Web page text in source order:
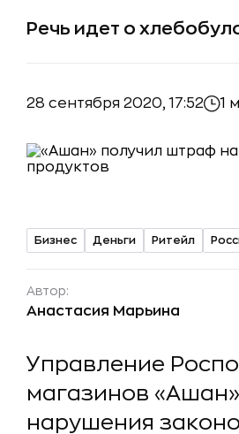
Речь идет о
28 сентября 2020, 17:52 1
Бизнес Деньги Ритейл
Автор:
Анастасия Марьина
Управление
магазинов
нарушения